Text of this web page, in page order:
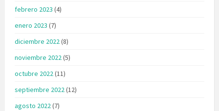
febrero 2023 (4)
enero 2023 (7)
diciembre 2022(8)
noviembre 2022(5)
octubre 2022(11)
septiembre 2022(12)
agosto 2022(7)